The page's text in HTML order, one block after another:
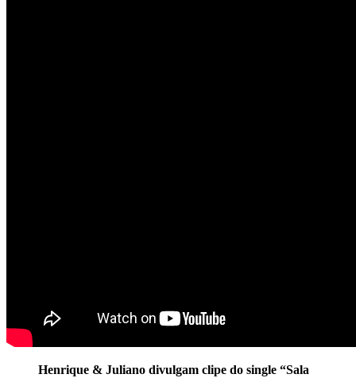
Henrique & Juliano divulgam clipe do single “Sala